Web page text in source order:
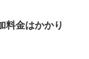
料金はかかり